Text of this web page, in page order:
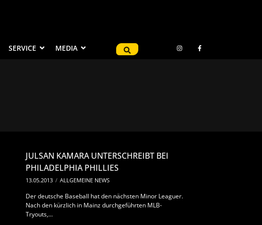
SERVICE MEDIA
JULSAN KAMARA UNTERSCHREIBT BEI
PHILADELPHIA PHILLIES
13.05.2013 / ALLGEMEINE NEWS
Der deutsche Baseball hat den nächsten Minor Leaguer.
Nach den kürzlich in Mainz durchgeführten MLB-
Tryouts,...